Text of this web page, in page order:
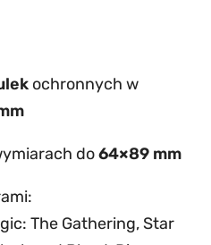
ochronnych w
do64×89 mm
The Gathering, Star